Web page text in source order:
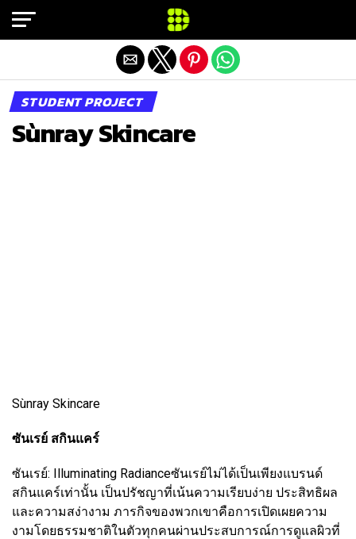
STUDENT PROJECT
Sùnray Skincare
Sùnray Skincare
ซันเรย์ สกินแคร์
ซันเรย์: Illuminating Radianceซันเรย์ไม่ได้เป็นเพียงแบรนด์
สกินแคร์เท่านั้น เป็นปรัชญาที่เน้นความเรียบง่าย ประสิทธิผล
และความสง่างาม ภารกิจของพวกเขาคือการเปิดเผยความ
งามโดยธรรมชาติในตัวทุกคนผ่านประสบการณ์การดูแลผิวที่
Exit mobile version